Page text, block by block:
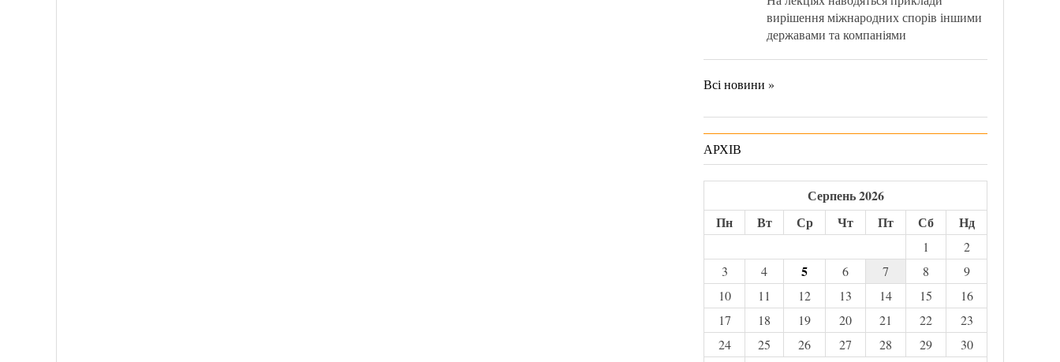
вирішення міжнародних спорів іншими
державами та компаніями
Всі новини »
АРХІВ
Серпень 2026
Пн
Вт Ср Чт Пт Сб Нд
1
2
3
4 5 6 7 8
9
10
11 12 13 14 15
16
17
18 19 20 21 22
23
24
25 26 27 28 29
30